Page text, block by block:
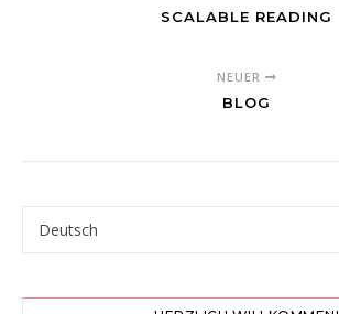
SCALABLE READING
NEUER
BLOG
Sprache auswählen